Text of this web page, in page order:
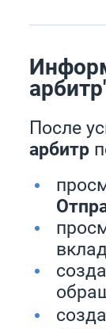
После
арбитр